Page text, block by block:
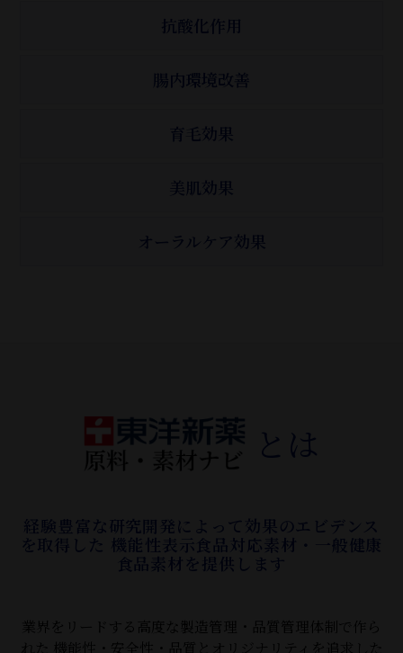
抗酸化作用
腸内環境改善
育毛効果
美肌効果
オーラルケア効果
とは
経験豊富な研究開発によって効果のエビデンス
を取得した 機能性表示食品対応素材・一般健康
食品素材を提供します
業界をリードする高度な製造管理・品質管理体制で作ら
れた 機能性・安全性・品質とオリジナリティを追求した